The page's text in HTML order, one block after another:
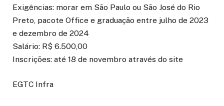
Exigências: morar em São Paulo ou São José do Rio
Preto, pacote Office e graduação entre julho de 2023
e dezembro de 2024
Salário: R$ 6.500,00
Inscrições: até 18 de novembro através do site
EGTC Infra